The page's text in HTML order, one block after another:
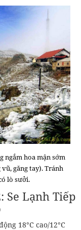
ngắm hoa mận sớm
găng tay). Tránh
lò sưởi.
Se Lạnh Tiếp
18°C cao/12°C